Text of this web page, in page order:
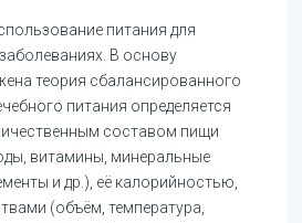
питания для
В основу
теория сбалансированного
питания определяется
составом пищи
витамины, минеральные
и др.), её калорийностью,
(объём, температура,